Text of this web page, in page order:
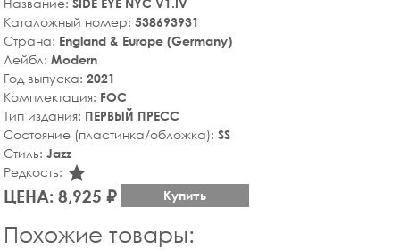
Каталожный номер: 538693931
Страна: England & Europe (Germany)
Лейбл: Modern
Год выпуска: 2021
Комплектация: FOC
Тип издания: ПЕРВЫЙ ПРЕСС
Состояние (пластинка/обложка): SS
Стиль: Jazz
Редкость: star_rate
ЦЕНА: 8,925 ₽ Купить
Похожие товары: